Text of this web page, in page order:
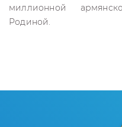
миллионной
Родиной.